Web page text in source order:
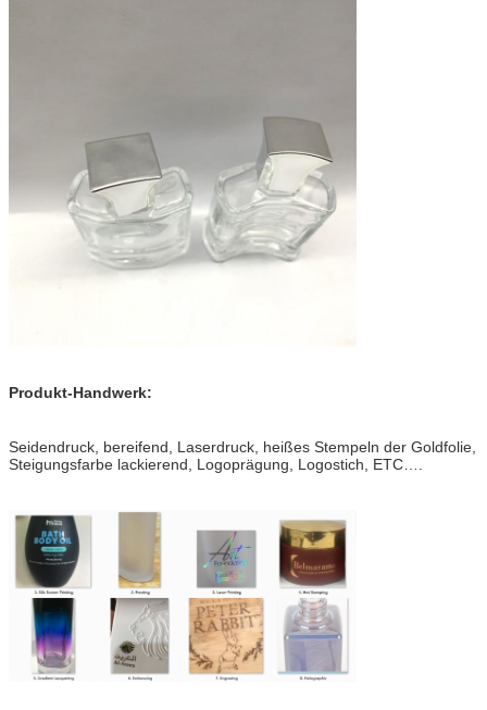
Produkt-Handwerk:
Seidendruck, bereifend, Laserdruck, heißes Stempeln der Goldfolie,
Steigungsfarbe lackierend, Logoprägung, Logostich, ETC….